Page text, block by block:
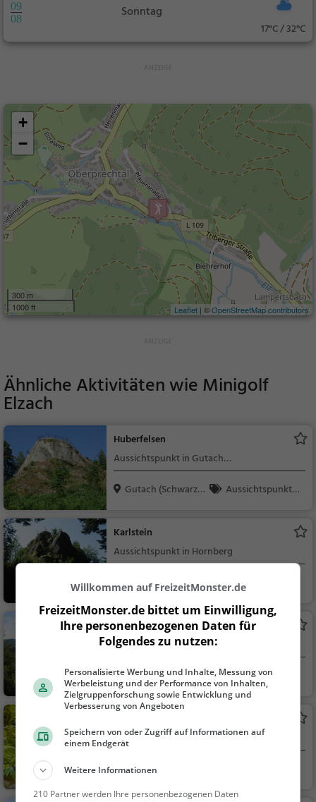
09
08
Sonntag
17°C / 32°C
+
−
300 m
1000 ft
Leaflet | ©OpenStreetMap contributors
Ähnliche Aktivitäten wieMinigolf
Elzach
Huberfelsen
Aussichtspunkt in Gutach
(Schwarzwaldbahn)
Gutach (Schwarzw
Aussichtspunkt, F
Karlstein
Aussichtspunkt in Hornberg
Hornberg
Aussichtspunkt, F
r
Gschasifelsen
Aussichtspunkt in Elzach
Elzach
Aussichtspunkt, F
amilie & Kinder, Natu
Wasserfall in Schonach im Schwarzwald
Schonach im Schw
Willkommen auf FreizeitMonster.de
FreizeitMonster.de bittet um Einwilligung,
Ihre personenbezogenen Daten für
Folgendes zu nutzen:
Personalisierte Werbung und Inhalte, Messung von
Werbeleistung und der Performance von Inhalten,
Zielgruppenforschung sowie Entwicklung und
Verbesserung von Angeboten
Speichern von oder Zugriff auf Informationen auf
einem Endgerät
Weitere Informationen
210 Partner werden Ihre personenbezogenen Daten